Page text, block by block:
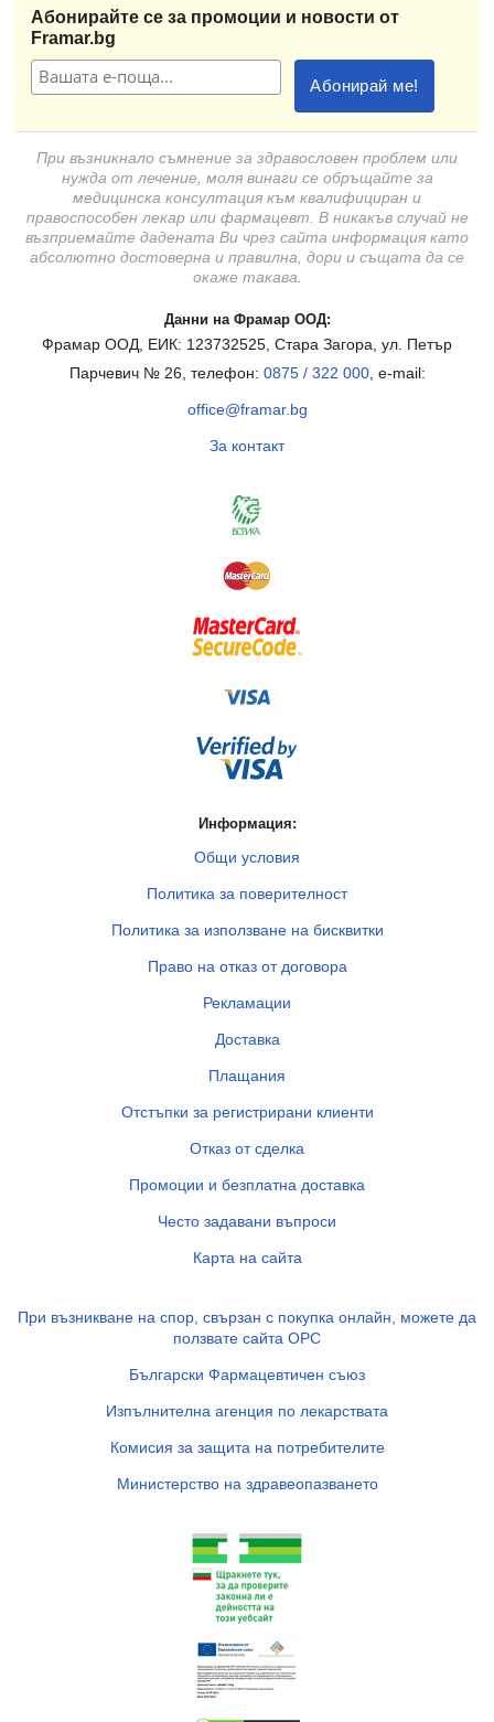
Абонирайте се за промоции и новости от
Framar.bg
При възникнало съмнение за здравословен проблем или
нужда от лечение, моля винаги се обръщайте за
медицинска консултация към квалифициран и
правоспособен лекар или фармацевт. В никакъв случай не
възприемайте дадената Ви чрез сайта информация като
абсолютно достоверна и правилна, дори и същата да се
окаже такава.
Данни на Фрамар ООД:
Фрамар ООД, ЕИК: 123732525, Стара Загора, ул. Петър
Парчевич № 26, телефон: 0875 / 322 000, e-mail:
office@framar.bg
За контакт
Информация:
Общи условия
Политика за поверителност
Политика за използване на бисквитки
Право на отказ от договора
Рекламации
Доставка
Плащания
Отстъпки за регистрирани клиенти
Отказ от сделка
Промоции и безплатна доставка
Често задавани въпроси
Карта на сайта
При възникване на спор, свързан с покупка онлайн, можете да
ползвате сайта ОРС
Български Фармацевтичен съюз
Изпълнителна агенция по лекарствата
Комисия за защита на потребителите
Министерство на здравеопазването